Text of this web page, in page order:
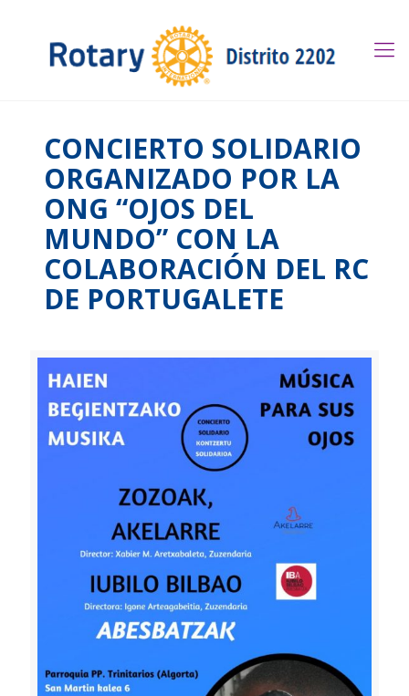
CONCIERTO SOLIDARIO
ORGANIZADO POR LA
ONG “OJOS DEL
MUNDO” CON LA
COLABORACIÓN DEL RC
DE PORTUGALETE